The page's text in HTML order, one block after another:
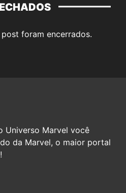
foram encerrados.
Universo Marvel você
da Marvel, o maior portal